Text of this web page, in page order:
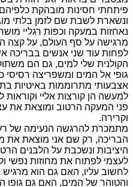
פיתחתי חסינות מובהקת
ונשארת לשבת שם לזמן בלתי
נאחזות במעקה וכפות רגליי
מרגישה על סף העולם, על קצה
לפחות עוד שני אנשים בבריכה
הקולנית שלי למים, גם הם
גופי אל המים ומשפריצה רסיסי
אצבעותי מתרוממות באיטיות
למעשה הן קורצות אליי
פני המעקה הרטוב ומוצאת את
וקרירה.
מתמכרת להרגשה הנעימה של
הבריכה, רק שם אני מוצאת את
היציבות ונשכבת על הלבנים
לעצמי לפתוח את מחוזות נפשי
לחשוב עליו, האם גם הוא
והטוהר של המים, האם גם גופו